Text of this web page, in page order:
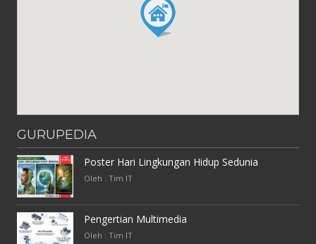
GURUPEDIA
Poster Hari Lingkungan Hidup Sedunia
Oleh : Tim IT
Pengertian Multimedia
Oleh : Tim IT